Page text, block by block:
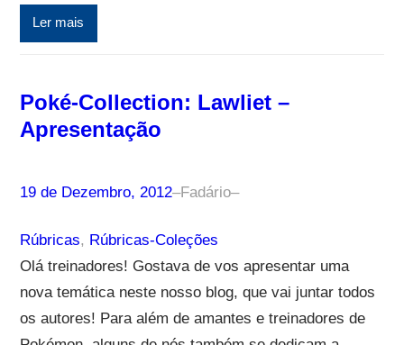
Ler mais
Poké-Collection: Lawliet –
Apresentação
19 de Dezembro, 2012–Fadário–
Rúbricas, Rúbricas-Coleções
Olá treinadores! Gostava de vos apresentar uma
nova temática neste nosso blog, que vai juntar todos
os autores! Para além de amantes e treinadores de